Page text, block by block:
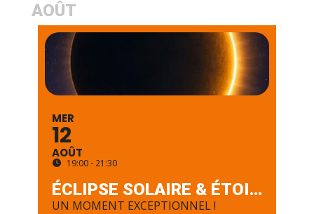
AOÛT
MER
12
AOÛT
19:00 - 21:30
ÉCLIPSE SOLAIRE & ÉTOILES FILANTES
UN MOMENT EXCEPTIONNEL !